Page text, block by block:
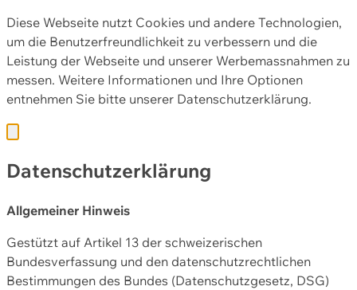
Diese Webseite nutzt Cookies und andere Technologien,
um die Benutzerfreundlichkeit zu verbessern und die
Leistung der Webseite und unserer Werbemassnahmen zu
messen. Weitere Informationen und Ihre Optionen
entnehmen Sie bitte unserer Datenschutzerklärung.
Datenschutzerklärung
Allgemeiner Hinweis
Gestützt auf Artikel 13 der schweizerischen
Bundesverfassung und den datenschutzrechtlichen
Bestimmungen des Bundes (Datenschutzgesetz, DSG)